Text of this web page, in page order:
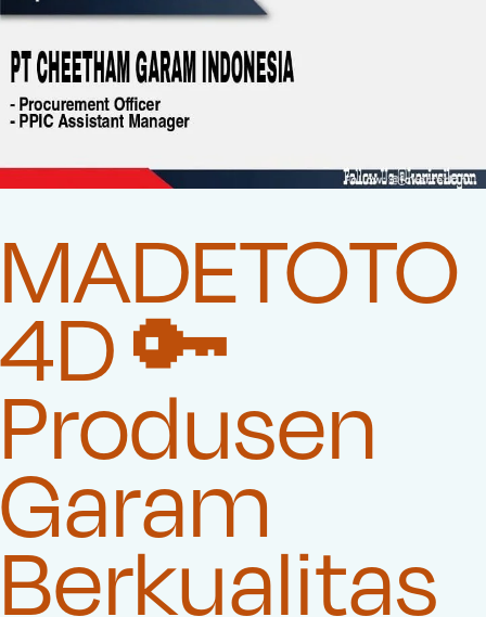
MADETOTO
4D 🔑
Produsen
Garam
Berkualitas